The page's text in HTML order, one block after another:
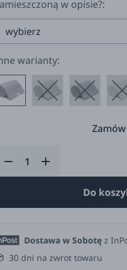
w opisie?:
warianty:
Do
Dostawa w Sobotę z
30 dni na zwrot towaru